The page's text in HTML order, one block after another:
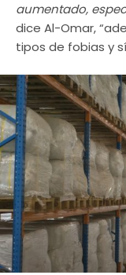
aumentado,
dice Al-Omar,
tipos de fobias y